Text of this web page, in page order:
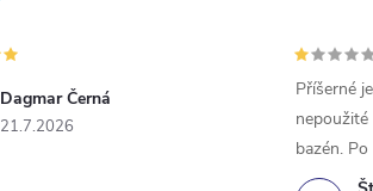
Dagmar Černá
21.7.2026
Příšerné
bazén.